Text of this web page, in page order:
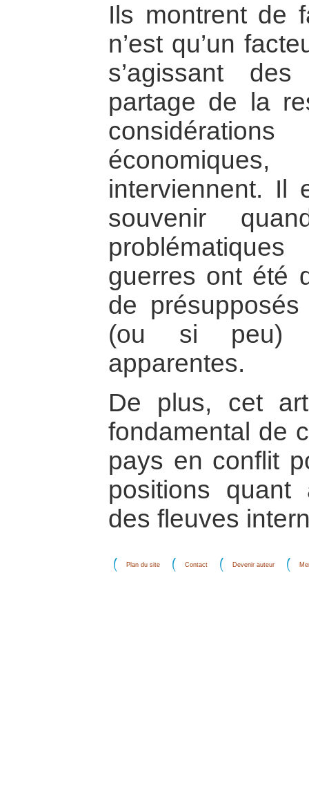
Ils montrent de
n’est qu’un
s’agissant
partage de la
interviennent. Il
souvenir
guerres ont été
de
(ou si peu)
apparentes.
De plus, cet
fondamental de
pays en conflit
positions quant
des fleuves
Plan du site Contact Devenir auteur